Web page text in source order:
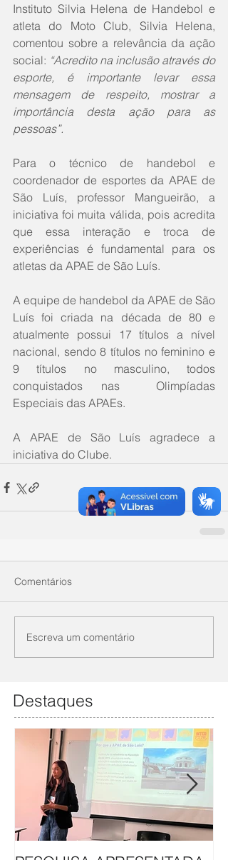
Instituto Silvia Helena de Handebol e
atleta do Moto Club, Silvia Helena,
comentou sobre a relevância da ação
social: “Acredito na inclusão através do
esporte, é importante levar essa
mensagem de respeito, mostrar a
importância desta ação para as
pessoas”.
Para o técnico de handebol e
coordenador de esportes da APAE de
São Luís, professor Mangueirão, a
iniciativa foi muita válida, pois acredita
que essa interação e troca de
experiências é fundamental para os
atletas da APAE de São Luís.
A equipe de handebol da APAE de São
Luís foi criada na década de 80 e
atualmente possui 17 títulos a nível
nacional, sendo 8 títulos no feminino e
9 títulos no masculino, todos
conquistados nas  Olimpíadas
Especiais das APAEs.
A APAE de São Luís agradece a
iniciativa do Clube.
Comentários
Escreva um comentário
Destaques